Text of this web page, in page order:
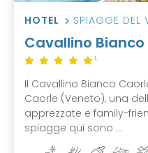
HOTEL SPIAGGE DEL
Cavallino
L
Il Cavallino Bianco
Caorle (Veneto), una
apprezzate e family-
spiagge qui sono ...